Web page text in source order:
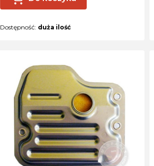
Dostępność: duża ilość